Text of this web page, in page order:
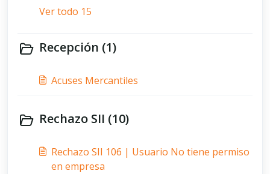
Ver todo 15
Recepción (1)
Acuses Mercantiles
Rechazo SII (10)
Rechazo SII 106 | Usuario No tiene permiso
en empresa